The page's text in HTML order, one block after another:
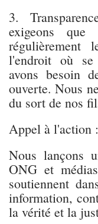
3.
exigeons que
l'endroit où se
avons besoin
ouverte. Nous
du sort de nos
Appel à l'action :
Nous lançons
ONG et
soutiennent
information,
la vérité et la